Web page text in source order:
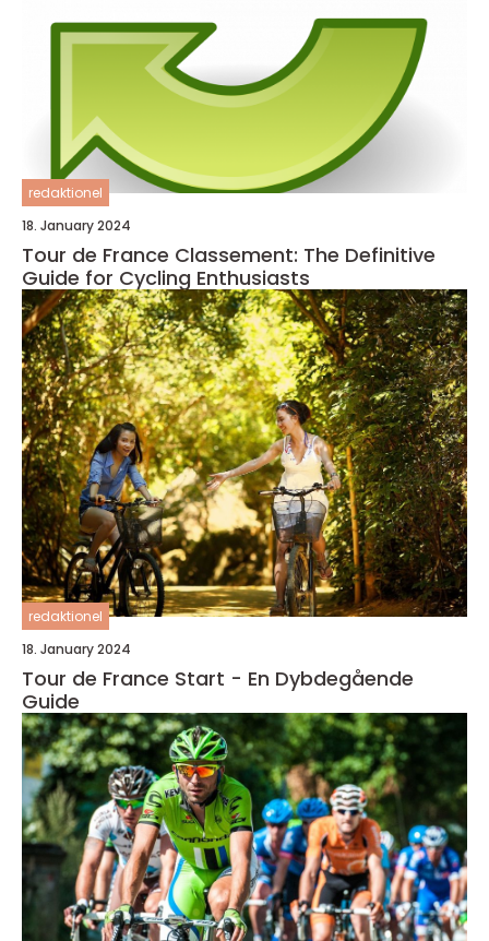
redaktionel
18. January 2024
Tour de France Classement: The Definitive
Guide for Cycling Enthusiasts
redaktionel
18. January 2024
Tour de France Start - En Dybdegående
Guide